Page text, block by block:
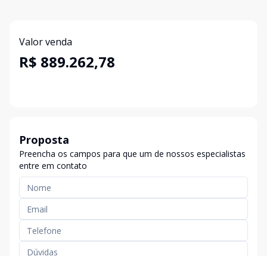
Valor venda
R$ 889.262,78
Proposta
Preencha os campos para que um de nossos especialistas
entre em contato